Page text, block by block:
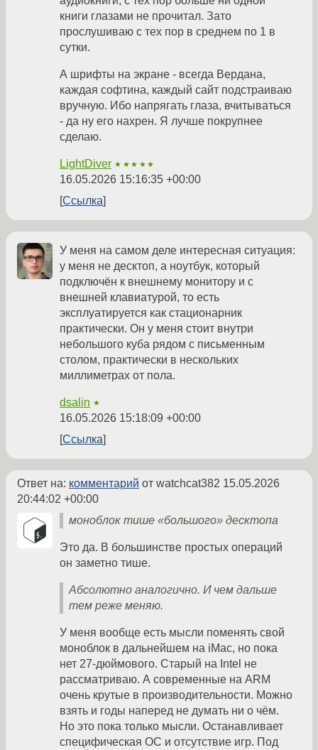
книги глазами не прочитал. Зато
прослушиваю с тех пор в среднем по 1 в
сутки.
А шрифты на экране - всегда Вердана,
каждая софтина, каждый сайт подстраиваю
вручную. Ибо напрягать глаза, вчитываться
- да ну его нахрен. Я лучше покрупнее
сделаю.
LightDiver ★★★★★
16.05.2026 15:16:35 +00:00
Ссылка
У меня на самом деле интересная ситуация:
у меня не десктоп, а ноутбук, который
подключён к внешнему монитору и с
внешней клавиатурой, то есть
эксплуатируется как стационарник
практически. Он у меня стоит внутри
небольшого куба рядом с письменным
столом, практически в нескольких
миллиметрах от пола.
dsalin ★
16.05.2026 15:18:09 +00:00
Ссылка
Ответ на: комментарий от watchcat382 15.05.2026
20:44:02 +00:00
моноблок тише «большого» десктопа
Это да. В большинстве простых операций
он заметно тише.
Абсолютно аналогично. И чем дальше
тем реже меняю.
У меня вообще есть мысли поменять свой
моноблок в дальнейшем на iMac, но пока
нет 27-дюймового. Старый на Intel не
рассматриваю. А современные на ARM
очень крутые в производительности. Можно
взять и годы наперед не думать ни о чём.
Но это пока только мысли. Останавливает
специфическая ОС и отсутствие игр. Под